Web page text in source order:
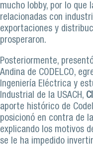
mucho lobby, por lo que
relacionadas con
exportaciones y
prosperaron.
Posteriormente,
Andina de CODELCO,
Ingeniería Eléctrica y
Industrial de la USACH,
aporte histórico de
posicionó en contra de
explicando los motivos
se le ha impedido